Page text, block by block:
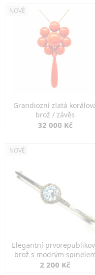
NOVÉ
Grandiozní zlatá
brož / závěs
32 000 Kč
NOVÉ
Elegantní
brož s modrým
2 200 Kč